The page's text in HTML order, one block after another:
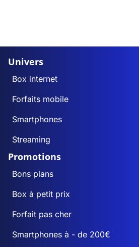
Univers
Box internet
Forfaits mobile
Smartphones
Streaming
Promotions
Bons plans
Box à petit prix
Forfait pas cher
Smartphones à - de 200€